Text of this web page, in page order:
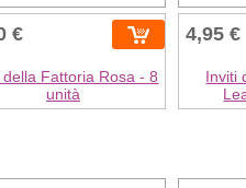
€
della Fattoria Rosa - 8
unità
4,95 €
Inviti